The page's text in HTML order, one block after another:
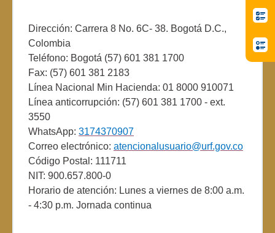
Dirección: Carrera 8 No. 6C- 38. Bogotá D.C.,
Colombia
Teléfono: Bogotá (57) 601 381 1700
Fax: (57) 601 381 2183
Línea Nacional Min Hacienda: 01 8000 910071
Línea anticorrupción: (57) 601 381 1700 - ext.
3550
WhatsApp: 3174370907
Correo electrónico: atencionalusuario@urf.gov.co
Código Postal: 111711
NIT: 900.657.800-0
Horario de atención: Lunes a viernes de 8:00 a.m.
- 4:30 p.m. Jornada continua